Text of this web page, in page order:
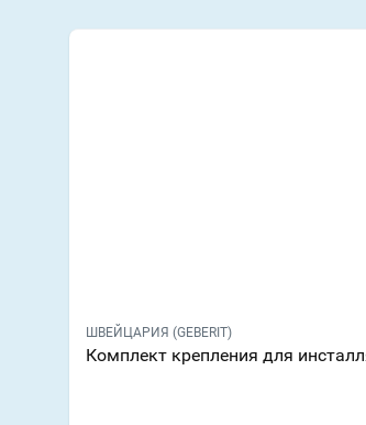
ШВЕЙЦАРИЯ (GEBERIT)
Комплект крепления для